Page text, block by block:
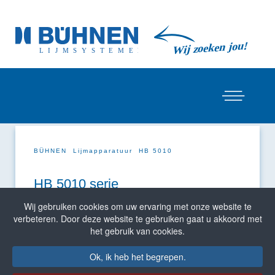
BÜHNEN Lijmapparatuur HB 5010
HB 5010 serie
De hotmelt lijmapplicator HB 5010 is een
tankinstallatie met een tandwielpomp in een
moderne kunststof behuizing. De
hoofdtoepassingsgebieden zijn te vinden in de
verpakkingsindustrie, de fabricage van displays, de
toeleverende industrie voor de bouw en bij
Wij gebruiken cookies om uw ervaring met onze website te
verbeteren. Door deze website te gebruiken gaat u akkoord met
het gebruik van cookies.
Ok, ik heb het begrepen.